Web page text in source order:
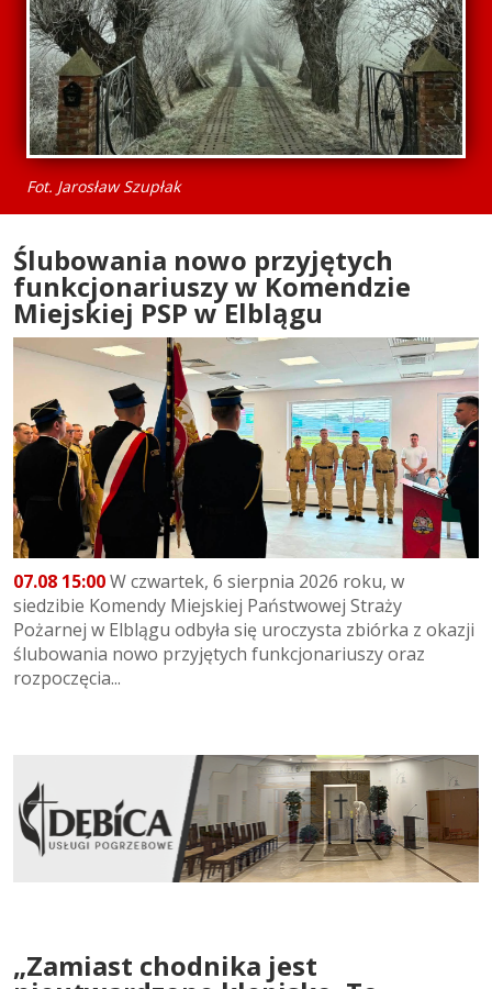
Fot. Jarosław Szupłak
Ślubowania nowo przyjętych
funkcjonariuszy w Komendzie
Miejskiej PSP w Elblągu
07.08 15:00W czwartek, 6 sierpnia 2026 roku, w
siedzibie Komendy Miejskiej Państwowej Straży
Pożarnej w Elblągu odbyła się uroczysta zbiórka z okazji
ślubowania nowo przyjętych funkcjonariuszy oraz
rozpoczęcia...
„Zamiast chodnika jest